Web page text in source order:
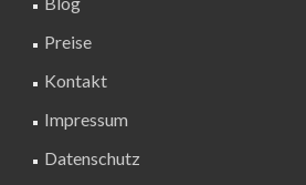
Preise
Kontakt
Impressum
Datenschutz